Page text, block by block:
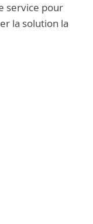
service pour
la solution la